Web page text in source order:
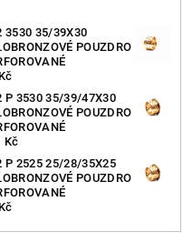
3530 35/39X30
POUZDRO
P 3530 35/39/47X30
POUZDRO
Kč
P 2525 25/28/35X25
POUZDRO